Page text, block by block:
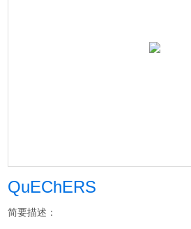
QuEChERS
简要描述：